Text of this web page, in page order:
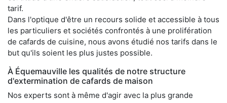
tarif.
Dans l'optique d'être un recours solide et accessible à tous
les particuliers et sociétés confrontés à une prolifération
de cafards de cuisine, nous avons étudié nos tarifs dans le
but qu'ils soient les plus justes possible.
À Équemauville les qualités de notre structure
d'extermination de cafards de maison
Nos experts sont à même d'agir avec la plus grande